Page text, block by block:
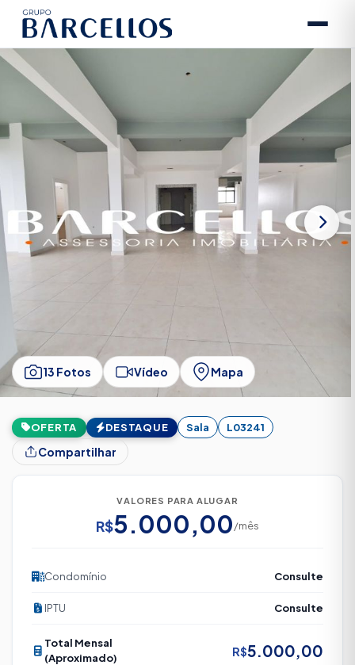
13 Fotos Vídeo Mapa
OFERTA DESTAQUE Sala L03241
Compartilhar
VALORES PARA ALUGAR
R$5.000,00/mês
Condomínio Consulte
IPTU Consulte
Total Mensal
(Aproximado)
R$5.000,00